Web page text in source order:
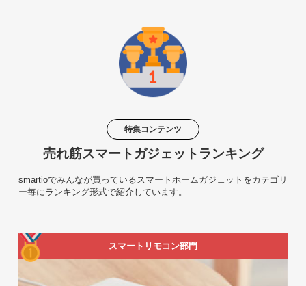
特集コンテンツ
売れ筋スマートガジェットランキング
smartioでみんなが買っているスマートホームガジェットをカテゴリ
ー毎にランキング形式で紹介しています。
スマートリモコン部門